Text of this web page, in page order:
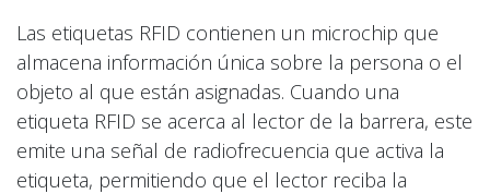
Las etiquetas RFID contienen un microchip que
almacena información única sobre la persona o el
objeto al que están asignadas. Cuando una
etiqueta RFID se acerca al lector de la barrera, este
emite una señal de radiofrecuencia que activa la
etiqueta, permitiendo que el lector reciba la